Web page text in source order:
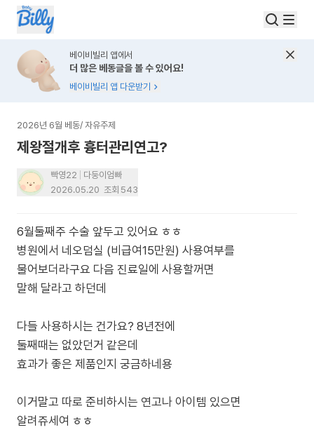
베이비빌리 앱에서
더 많은 베동글을 볼 수 있어요!
베이비빌리 앱 다운받기
2026년 6월 베동/ 자유주제
제왕절개후 흉터관리연고?
빡영22
다둥이엄빠
2026.05.20 조회 543
6월둘째주 수술 앞두고 있어요 ㅎㅎ
병원에서 네오덤실 (비급여15만원) 사용여부를
물어보더라구요 다음 진료일에 사용할꺼면
말해 달라고 하던데
다들 사용하시는 건가요? 8년전에
둘째때는 없았던거 같은데
효과가 좋은 제품인지 궁금하네용
이거말고 따로 준비하시는 연고나 아이템 있으면
알려쥬세여 ㅎㅎ